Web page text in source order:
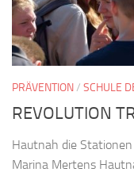
PRÄVENTION/ SCHULE
REVOLUTION
Hautnah die
Marina Mertens